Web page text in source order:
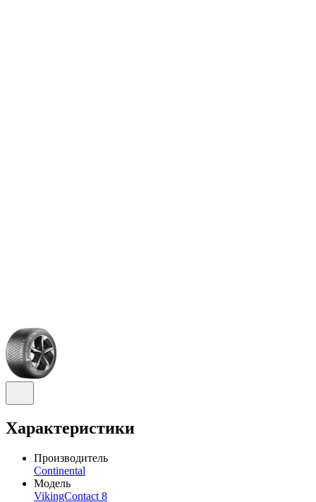
Характеристики
Производитель
Continental
Модель
VikingContact 8